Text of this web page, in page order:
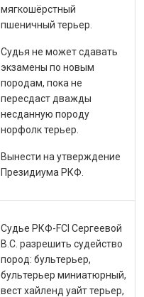
мягкошёрстный
пшеничный терьер.
Судья не может сдавать
экзамены по новым
породам, пока не
пересдаст дважды
несданную породу
норфолк терьер.
Вынести на утверждение
Президиума РКФ.
Судье РКФ-FCI Сергеевой
В.С. разрешить судейство
пород: бультерьер,
бультерьер миниатюрный,
вест хайленд уайт терьер,